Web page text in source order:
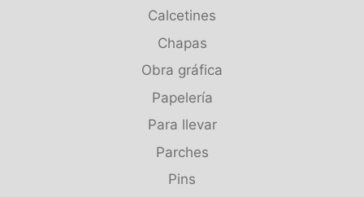
Calcetines
Chapas
Obra gráfica
Papelería
Para llevar
Parches
Pins